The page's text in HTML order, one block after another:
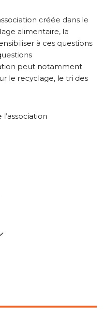
créée dans le
alimentaire, la
à ces questions
peut notamment
le recyclage, le tri des